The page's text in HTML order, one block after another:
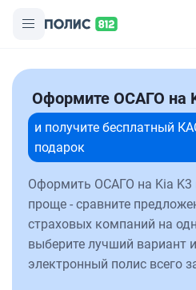
Оформите ОСАГО на
и получите бесплатный
подарок
Оформить ОСАГО на Kia K3
проще - сравните
страховых компаний на
выберите лучший вариант
электронный полис всего